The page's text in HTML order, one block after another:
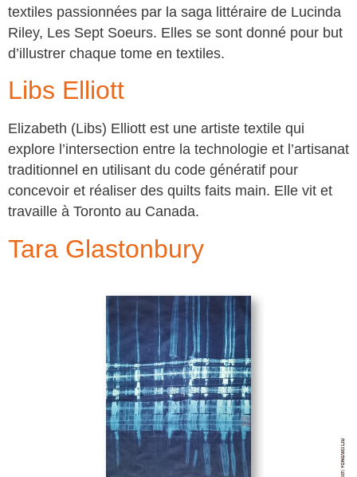
textiles passionnées par la saga littéraire de Lucinda
Riley, Les Sept Soeurs. Elles se sont donné pour but
d’illustrer chaque tome en textiles.
Libs Elliott
Elizabeth (Libs) Elliott est une artiste textile qui
explore l’intersection entre la technologie et l’artisanat
traditionnel en utilisant du code génératif pour
concevoir et réaliser des quilts faits main. Elle vit et
travaille à Toronto au Canada.
Tara Glastonbury